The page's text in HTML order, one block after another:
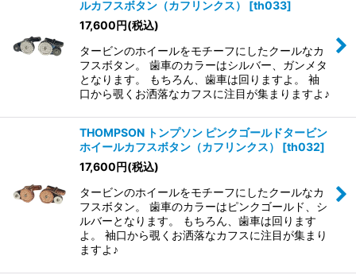
ルカフスボタン（カフリンクス）
[th033]
17,600円(税込)
タービンのホイールをモチーフにしたクールなカ
フスボタン。 歯車のカラーはシルバー、ガンメタ
となります。 もちろん、歯車は回りますよ。 袖
口から覗くお洒落なカフスに注目が集まりますよ♪
THOMPSON トンプソン ピンクゴールドタービン
ホイールカフスボタン（カフリンクス）
[th032]
17,600円(税込)
タービンのホイールをモチーフにしたクールなカ
フスボタン。 歯車のカラーはピンクゴールド、シ
ルバーとなります。 もちろん、歯車は回ります
よ。 袖口から覗くお洒落なカフスに注目が集まり
ますよ♪